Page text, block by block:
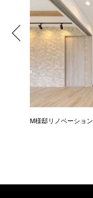
M様邸リノベーショ